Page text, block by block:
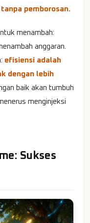
pemborosan.
menambah:
anggaran.
efisiensi adalah
dengan lebih
baik akan tumbuh
menginjeksi
Sukses